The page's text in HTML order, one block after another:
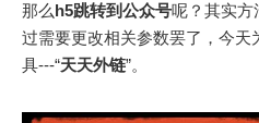
那么h5跳转到公众号呢？其实方
过需要更改相关参数罢了，今天
具---“天天外链”。